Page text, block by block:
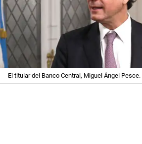
El titular del Banco Central, Miguel Ángel Pesce.